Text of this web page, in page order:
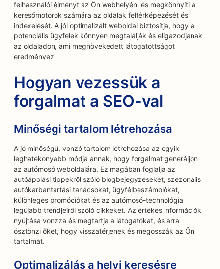
felhasználói élményt az Ön webhelyén, és megkönnyíti a
keresőmotorok számára az oldalak feltérképezését és
indexelését. A jól optimalizált weboldal biztosítja, hogy a
potenciális ügyfelek könnyen megtalálják és eligazodjanak
az oldaladon, ami megnövekedett látogatottságot
eredményez.
Hogyan vezessük a
forgalmat a SEO-val
Minőségi tartalom létrehozása
A jó minőségű, vonzó tartalom létrehozása az egyik
leghatékonyabb módja annak, hogy forgalmat generáljon
az autómosó weboldalára. Ez magában foglalja az
autóápolási tippekről szóló blogbejegyzéseket, szezonális
autókarbantartási tanácsokat, ügyfélbeszámolókat,
különleges promóciókat és az autómosó-technológia
legújabb trendjeiről szóló cikkeket. Az értékes információk
nyújtása vonzza és megtartja a látogatókat, és arra
ösztönzi őket, hogy visszatérjenek és megosszák az Ön
tartalmát.
Optimalizálás a helyi keresésre